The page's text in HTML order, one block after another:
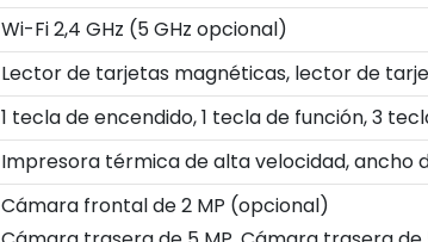
Wi-Fi 2,4 GHz (5 GHz opcional)
Lector de tarjetas magnéticas, lector de
1 tecla de encendido, 1 tecla de función, 3
Impresora térmica de alta velocidad, ancho
Cámara frontal de 2 MP (opcional)